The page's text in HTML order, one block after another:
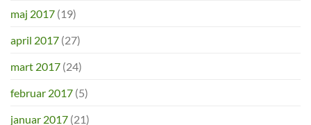
maj 2017 (19)
april 2017 (27)
mart 2017 (24)
februar 2017 (5)
januar 2017 (21)